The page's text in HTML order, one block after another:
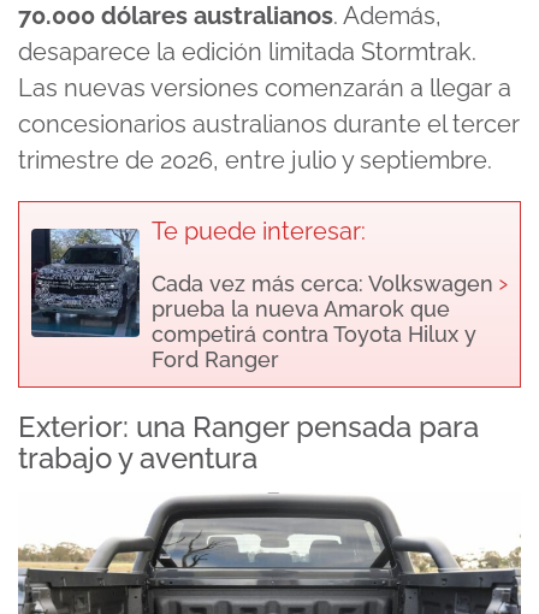
70.000 dólares australianos. Además,
desaparece la edición limitada Stormtrak.
Las nuevas versiones comenzarán a llegar a
concesionarios australianos durante el tercer
trimestre de 2026, entre julio y septiembre.
Te puede interesar:
Cada vez más cerca: Volkswagen
prueba la nueva Amarok que
competirá contra Toyota Hilux y
Ford Ranger
›
Exterior: una Ranger pensada para
trabajo y aventura